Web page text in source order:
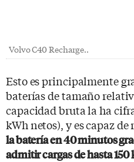
Volvo C40 Recharge..
Esto es principalmente
baterías de tamaño
capacidad bruta la ha
kWh netos), y es capaz de
la batería en 40 minutos
admitir cargas de hasta